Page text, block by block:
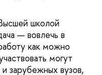
школой
— вовлечь в
как можно
могут
зарубежных вузов,